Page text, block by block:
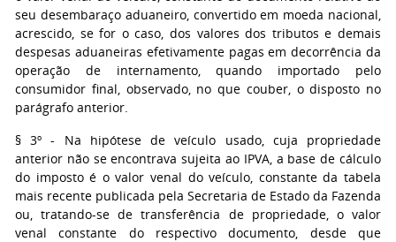
seu desembaraço aduaneiro, convertido em moeda nacional,
acrescido, se for o caso, dos valores dos tributos e demais
despesas aduaneiras efetivamente pagas em decorrência da
operação de internamento, quando importado pelo
consumidor final, observado, no que couber, o disposto no
parágrafo anterior.
§ 3º - Na hipótese de veículo usado, cuja propriedade
anterior não se encontrava sujeita ao IPVA, a base de cálculo
do imposto é o valor venal do veículo, constante da tabela
mais recente publicada pela Secretaria de Estado da Fazenda
ou, tratando-se de transferência de propriedade, o valor
venal constante do respectivo documento, desde que